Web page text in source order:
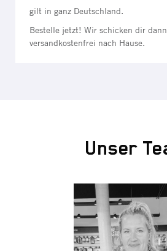
gilt in ganz Deutschland.
Bestelle jetzt! Wir schicken dir
versandkostenfrei nach Hause.
Unser